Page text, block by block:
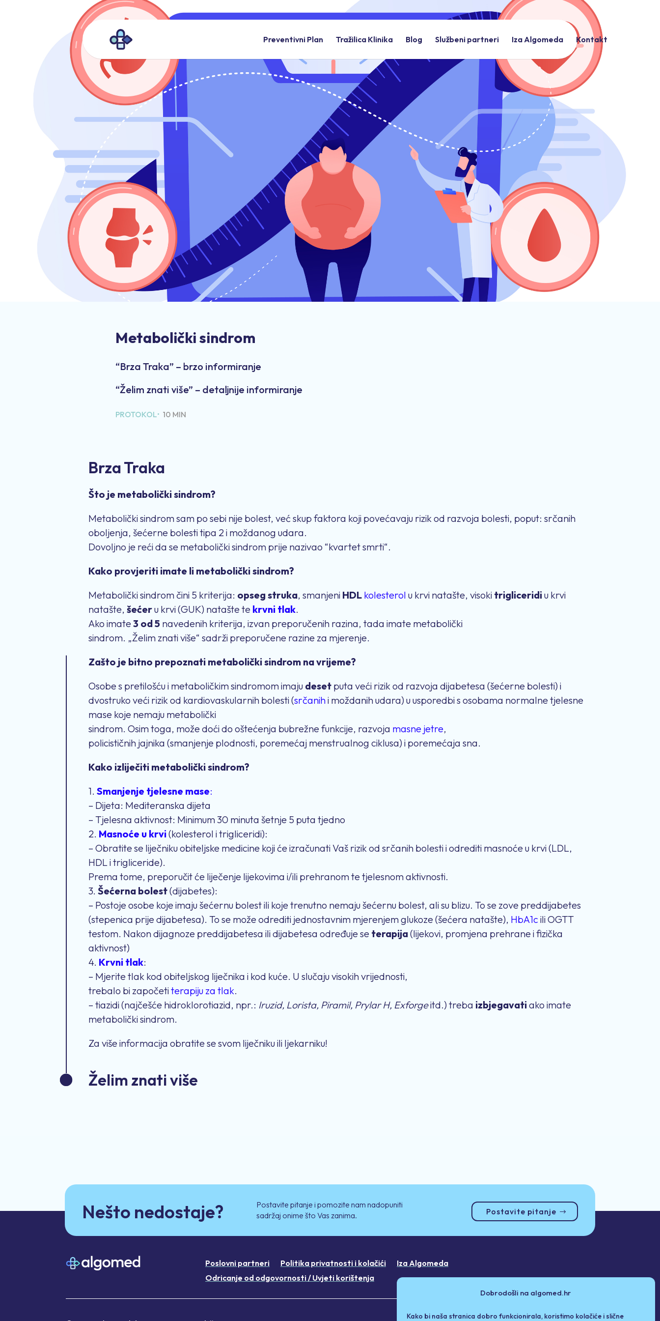
Dobrodošli na algomed.hr
Kako bi naša stranica dobro funkcionirala, koristimo kolačiće i slične
Preventivni Plan Tražilica Klinika Blog Službeni partneri Iza Algomeda Kontakt
Metabolički sindrom
“Brza Traka” – brzo informiranje
“Želim znati više” – detaljnije informiranje
PROTOKOL• 10 MIN
Brza Traka
Što je metabolički sindrom?
Metabolički sindrom sam po sebi nije bolest, već skup faktora koji povećavaju rizik od razvoja bolesti, poput: srčanih
oboljenja, šećerne bolesti tipa 2 i moždanog udara.
Dovoljno je reći da se metabolički sindrom prije nazivao “kvartet smrti“.
Kako provjeriti imate li metabolički sindrom?
Metabolički sindrom čini 5 kriterija: opseg struka, smanjeni HDL kolesterol u krvi natašte, visoki trigliceridiu krvi
natašte,šećeru krvi (GUK) natašte te krvni tlak.
Ako imate3 od 5 navedenih kriterija, izvan preporučenih razina, tada imate metabolički
sindrom. „Želim znati više“ sadrži preporučene razine za mjerenje.
Zašto je bitno prepoznati metabolički sindrom na vrijeme?
Osobe s pretilošću i metaboličkim sindromom imaju deset puta veći rizik od razvoja dijabetesa (šećerne bolesti) i
dvostruko veći rizik od kardiovaskularnih bolesti (srčanihi moždanih udara) u usporedbi s osobama normalne tjelesne
mase koje nemaju metabolički
sindrom. Osim toga, može doći do oštećenja bubrežne funkcije, razvoja masne jetre,
policističnih jajnika (smanjenje plodnosti, poremećaj menstrualnog ciklusa) i poremećaja sna.
Kako izliječiti metabolički sindrom?
1.Smanjenje tjelesne mase:
– Dijeta: Mediteranska dijeta
– Tjelesna aktivnost: Minimum 30 minuta šetnje 5 puta tjedno
2. Masnoće u krvi(kolesterol i trigliceridi):
– Obratite se liječniku obiteljske medicine koji će izračunati Vaš rizik od srčanih bolesti i odrediti masnoće u krvi (LDL,
HDL i trigliceride).
Prema tome, preporučit će liječenje lijekovima i/ili prehranom te tjelesnom aktivnosti.
3.Šećerna bolest(dijabetes):
– Postoje osobe koje imaju šećernu bolest ili koje trenutno nemaju šećernu bolest, ali su blizu. To se zove preddijabetes
(stepenica prije dijabetesa). To se može odrediti jednostavnim mjerenjem glukoze (šećera natašte), HbA1c ili OGTT
testom. Nakon dijagnoze preddijabetesa ili dijabetesa određuje se terapija(lijekovi, promjena prehrane i fizička
aktivnost)
4. Krvni tlak:
– Mjerite tlak kod obiteljskog liječnika i kod kuće. U slučaju visokih vrijednosti,
trebalo bi započetiterapiju za tlak.
– tiazidi (najčešće hidroklorotiazid, npr.: Iruzid, Lorista, Piramil, Prylar H, Exforgeitd.) treba izbjegavatiako imate
metabolički sindrom.
Za više informacija obratite se svom liječniku ili ljekarniku!
Želim znati više
Nešto nedostaje?
Postavite pitanje i pomozite nam nadopuniti
sadržaj onime što Vas zanima.
Postavite pitanje
Poslovni partneri Politika privatnosti i kolačići
Iza Algomeda
Odricanje od odgovornosti / Uvjeti korištenja